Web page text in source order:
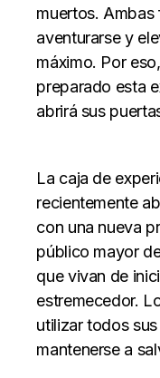
muertos. Ambas
aventurarse y
máximo. Por
preparado esta
abrirá sus
La caja de
recientemente
con una nueva
público mayor
que vivan de
estremecedor.
utilizar todos
mantenerse a